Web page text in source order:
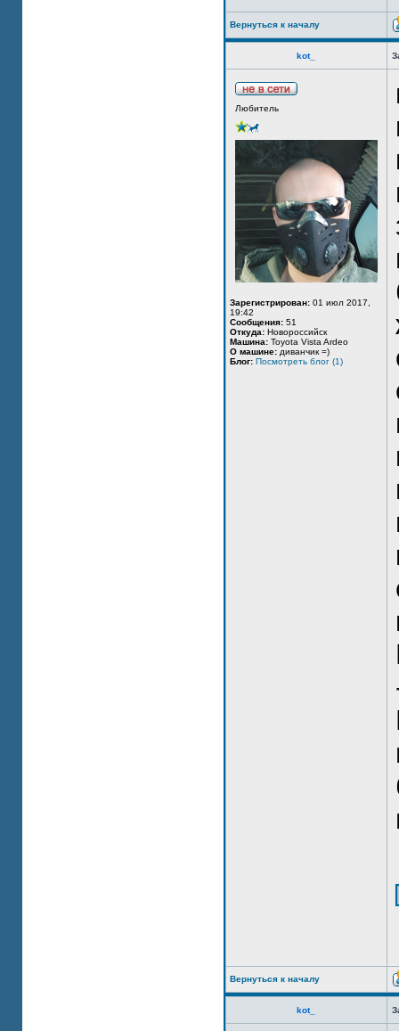
Вернуться к началу
kot_
Любитель
Зарегистрирован: 01 июл 2017,
19:42
Сообщения: 51
Откуда: Новороссийск
Машина: Toyota Vista Ardeo
О машине: диванчик =)
Блог: Посмотреть блог (1)
Вернуться к началу
kot_